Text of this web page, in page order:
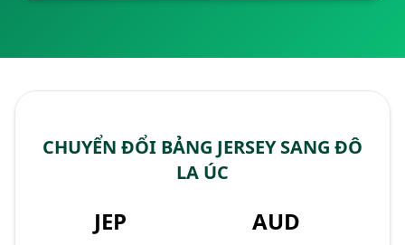
CHUYỂN ĐỔI BẢNG JERSEY SANG ĐÔ
LA ÚC
JEP AUD